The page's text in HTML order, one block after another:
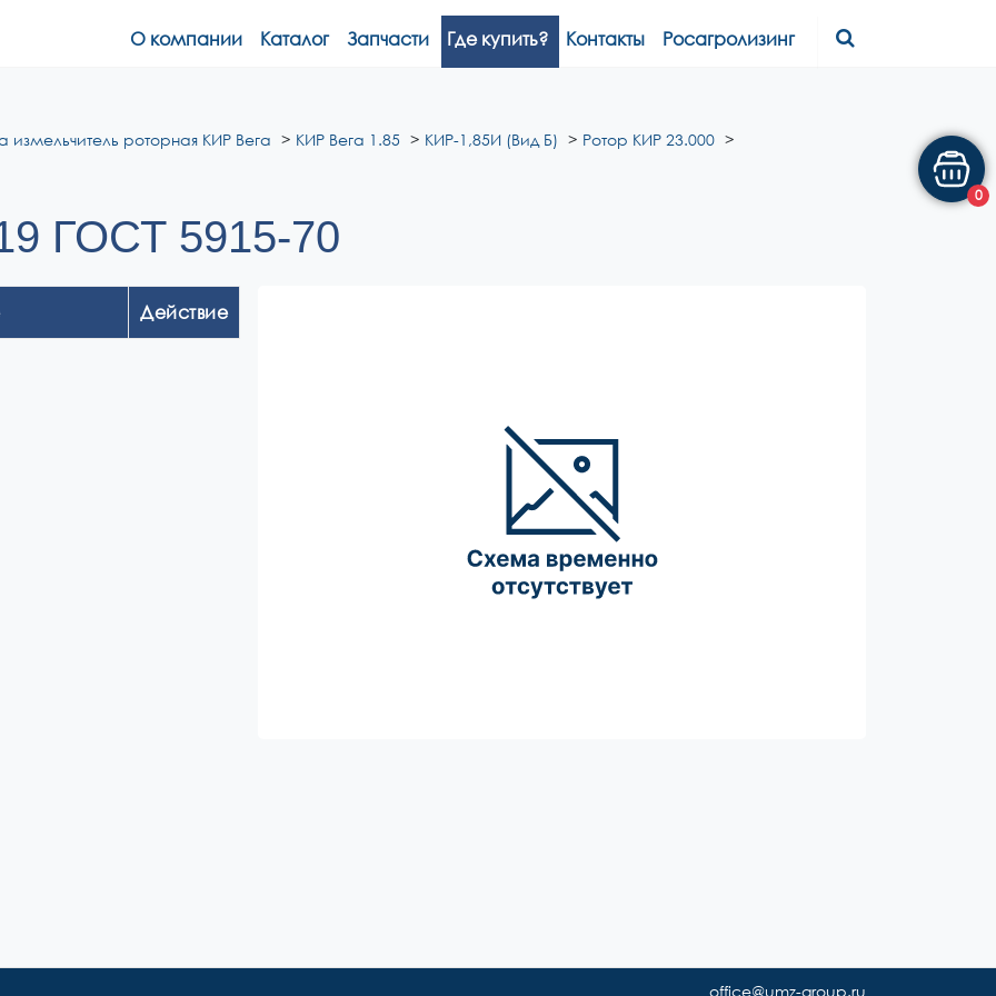
О компании Каталог Запчасти Где купить? Контакты Росагролизинг
измельчитель роторная КИР Вега КИР Вега 1.85 КИР-1,85И (Вид Б)
Ротор КИР 23.000
ГОСТ 5915-70
Действие
office@umz-group.ru
0